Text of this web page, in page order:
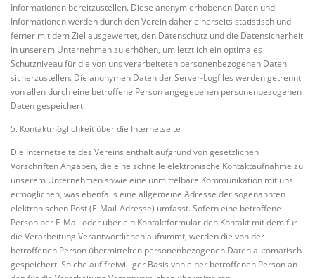
Informationen bereitzustellen. Diese anonym erhobenen Daten und
Informationen werden durch den Verein daher einerseits statistisch und
ferner mit dem Ziel ausgewertet, den Datenschutz und die Datensicherheit
in unserem Unternehmen zu erhöhen, um letztlich ein optimales
Schutzniveau für die von uns verarbeiteten personenbezogenen Daten
sicherzustellen. Die anonymen Daten der Server-Logfiles werden getrennt
von allen durch eine betroffene Person angegebenen personenbezogenen
Daten gespeichert.
5. Kontaktmöglichkeit über die Internetseite
Die Internetseite des Vereins enthält aufgrund von gesetzlichen
Vorschriften Angaben, die eine schnelle elektronische Kontaktaufnahme zu
unserem Unternehmen sowie eine unmittelbare Kommunikation mit uns
ermöglichen, was ebenfalls eine allgemeine Adresse der sogenannten
elektronischen Post (E-Mail-Adresse) umfasst. Sofern eine betroffene
Person per E-Mail oder über ein Kontaktformular den Kontakt mit dem für
die Verarbeitung Verantwortlichen aufnimmt, werden die von der
betroffenen Person übermittelten personenbezogenen Daten automatisch
gespeichert. Solche auf freiwilliger Basis von einer betroffenen Person an